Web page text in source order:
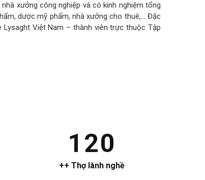
xưởng công nghiệp và có kinh nghiệm tổng
dược mỹ phẩm, nhà xưởng cho thuê,… Đặc
Việt Nam – thành viên trực thuộc Tập
120
++ Thợ lành nghề